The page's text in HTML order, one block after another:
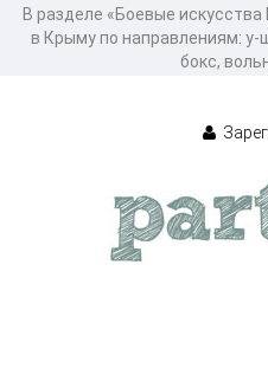
В разделе «Боевые
в Крыму по направлениям: у-
бокс,